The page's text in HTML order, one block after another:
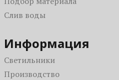
На кухню
Со световыми линиями
С подсветкой
С фотопечатью
Слив воды
Информация
Светильники
Производство